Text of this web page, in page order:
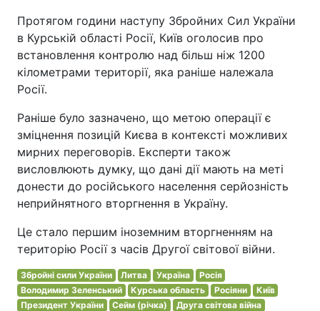
Протягом години наступу Збройних Сил України
в Курській області Росії, Київ оголосив про
встановлення контролю над більш ніж 1200
кілометрами території, яка раніше належала
Росії.
Раніше було зазначено, що метою операції є
зміцнення позицій Києва в контексті можливих
мирних переговорів. Експерти також
висловлюють думку, що дані дії мають на меті
донести до російського населення серйозність
неприйнятного вторгнення в Україну.
Це стало першим іноземним вторгненням на
територію Росії з часів Другої світової війни.
Збройні сили України Литва Україна
Росія
Володимир Зеленський
Курська область Росіяни
Київ
Президент України
Сейм (річка)
Друга світова війна